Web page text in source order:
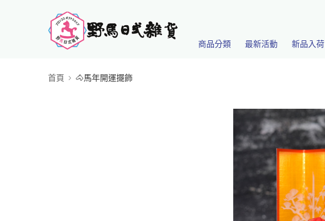
商品分類 最新活動 新品入荷
首頁 🐴馬年開運擺飾